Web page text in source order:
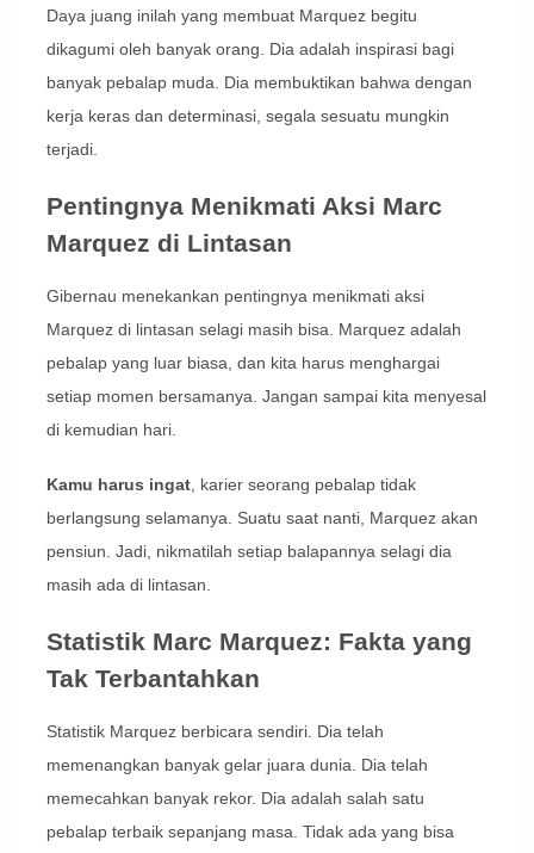
Daya juang inilah yang membuat Marquez begitu
dikagumi oleh banyak orang. Dia adalah inspirasi bagi
banyak pebalap muda. Dia membuktikan bahwa dengan
kerja keras dan determinasi, segala sesuatu mungkin
terjadi.
Pentingnya Menikmati Aksi Marc
Marquez di Lintasan
Gibernau menekankan pentingnya menikmati aksi
Marquez di lintasan selagi masih bisa. Marquez adalah
pebalap yang luar biasa, dan kita harus menghargai
setiap momen bersamanya. Jangan sampai kita menyesal
di kemudian hari.
Kamu harus ingat, karier seorang pebalap tidak
berlangsung selamanya. Suatu saat nanti, Marquez akan
pensiun. Jadi, nikmatilah setiap balapannya selagi dia
masih ada di lintasan.
Statistik Marc Marquez: Fakta yang
Tak Terbantahkan
Statistik Marquez berbicara sendiri. Dia telah
memenangkan banyak gelar juara dunia. Dia telah
memecahkan banyak rekor. Dia adalah salah satu
pebalap terbaik sepanjang masa. Tidak ada yang bisa